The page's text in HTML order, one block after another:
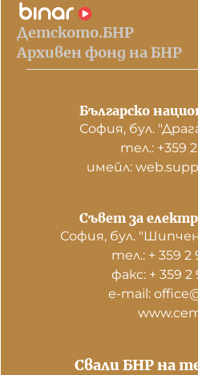
Детското.БНР
Архивен фонд на БНР
Българско
София, бул.
тел.: +359 2
имейл:
Свали БНР на
Съвет за
София, бул.
тел.: + 359 2
факс: + 359 2
е-mail: